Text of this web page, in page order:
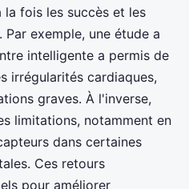
la fois les succès et les
exemple, une étude a
intelligente a permis de
irrégularités cardiaques,
graves. À l'inverse,
limitations, notamment en
dans certaines
Ces retours
pour améliorer